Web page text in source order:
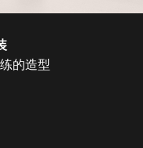
的造型